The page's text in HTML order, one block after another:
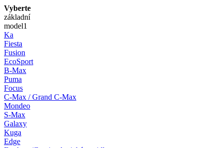
Vyberte
základní
model1
Ka
Fiesta
Fusion
EcoSport
B-Max
Puma
Focus
C-Max / Grand C-Max
Mondeo
S-Max
Galaxy
Kuga
Edge